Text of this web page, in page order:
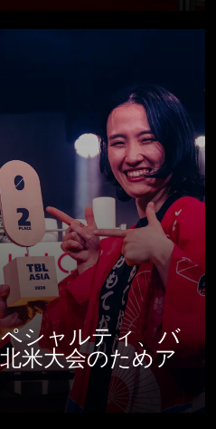
シャルティ、バ
米大会のためア